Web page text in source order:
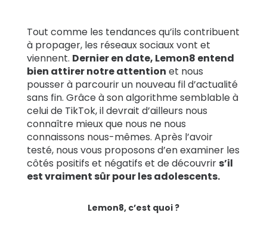
renseigner
Assistance
Se connecter S’inscrire
Tout comme les tendances qu’ils contribuent
à propager, les réseaux sociaux vont et
viennent. Dernier en date, Lemon8 entend
bien attirer notre attention et nous
pousser à parcourir un nouveau fil d’actualité
sans fin. Grâce à son algorithme semblable à
celui de TikTok, il devrait d’ailleurs nous
connaître mieux que nous ne nous
connaissons nous-mêmes. Après l’avoir
testé, nous vous proposons d’en examiner les
côtés positifs et négatifs et de découvrir s’il
est vraiment sûr pour les adolescents.
Lemon8, c’est quoi ?